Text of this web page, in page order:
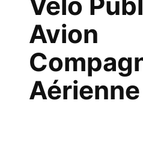
Vélo
Avion
Aérienne